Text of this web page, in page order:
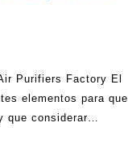
Purifiers Factory El
elementos para que
que considerar